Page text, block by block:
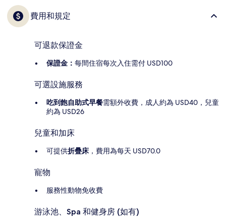
費用和規定
可退款保證金
保證金： 每間住宿每次入住需付 USD100
可選設施服務
吃到飽自助式早餐需額外收費，成人約為 USD40，兒童
約為 USD26
兒童和加床
可提供折疊床 ，費用為每天 USD70.0
寵物
服務性動物免收費
游泳池、Spa 和健身房 (如有)